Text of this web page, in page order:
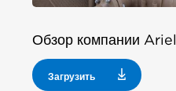
Обзор компании Ariel
Загрузить